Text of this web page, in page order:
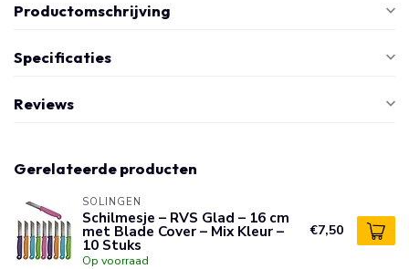
Productomschrijving
Specificaties
Reviews
Gerelateerde producten
SOLINGEN
Schilmesje – RVS Glad – 16 cm
met Blade Cover – Mix Kleur –
10 Stuks
Op voorraad
€7,50